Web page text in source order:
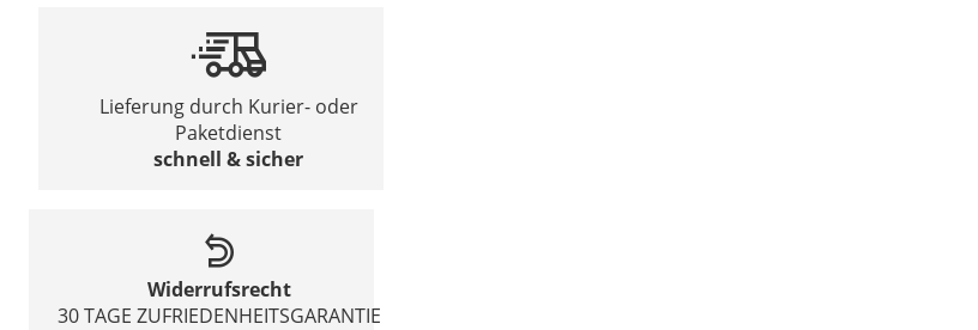
Lieferung durch Kurier- oder
Paketdienst
schnell & sicher
Widerrufsrecht
30 TAGE ZUFRIEDENHEITSGARANTIE